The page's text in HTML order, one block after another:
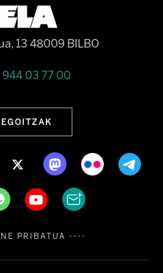
13 48009 BILBO
944 03 77 00
EGOITZAK
PRIBATUA ----